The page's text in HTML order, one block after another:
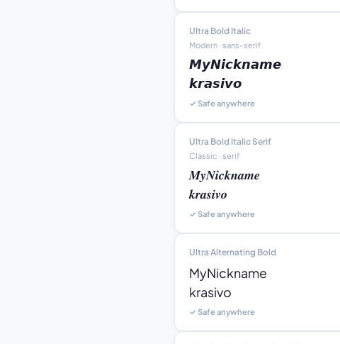
Ultra Bold Italic
Modern · sans-serif
𝙈𝙮𝙉𝙞𝙘𝙠𝙣𝙖𝙢𝙚
𝙠𝙧𝙖𝙨𝙞𝙫𝙤
✓ Safe anywhere
Ultra Bold Italic Serif
Classic · serif
𝑴𝒚𝑵𝒊𝒄𝒌𝒏𝒂𝒎𝒆
𝒌𝒓𝒂𝒔𝒊𝒗𝒐
✓ Safe anywhere
Ultra Alternating Bold
MyNickname
krasivo
✓ Safe anywhere